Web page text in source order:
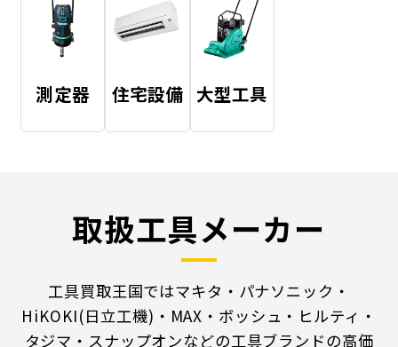
測定器 住宅設備 大型工具
取扱工具メーカー
工具買取王国ではマキタ・パナソニック・
HiKOKI(日立工機)・MAX・ボッシュ・ヒルティ・
タジマ・スナップオンなどの工具ブランドの高価